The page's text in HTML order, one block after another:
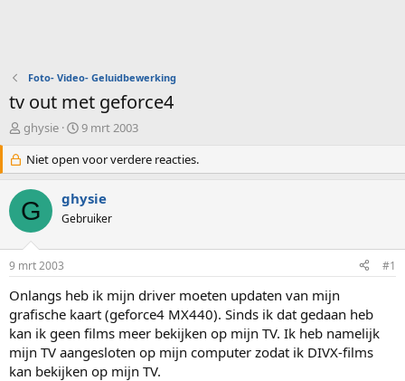
Foto- Video- Geluidbewerking
tv out met geforce4
O
d
e
r
w
e
s
t
a
r
t
e
r
ghysie
S
a
r
d
a
m
9 mrt 2003
Niet open voor verdere reacties.
G ghysie
Gebruiker
9 mrt 2003 #1
Onlangs heb ik mijn driver moeten updaten van mijn
grafische kaart (geforce4 MX440). Sinds ik dat gedaan heb
kan ik geen films meer bekijken op mijn TV. Ik heb namelijk
mijn TV aangesloten op mijn computer zodat ik DIVX-films
kan bekijken op mijn TV.